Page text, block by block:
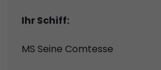
Ihr Schiff:
MS Seine Comtesse